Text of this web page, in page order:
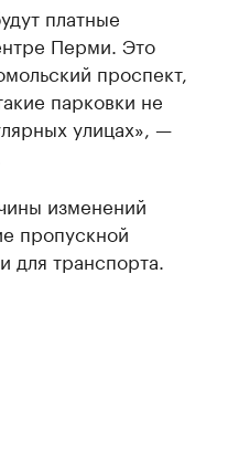
платные
Перми. Это
проспект,
парковки не
улицах», —
изменений
пропускной
транспорта.